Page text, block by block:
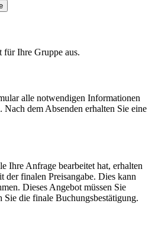
für Ihre Gruppe aus.
alle notwendigen Informationen
dem Absenden erhalten Sie eine
Ihre Anfrage bearbeitet hat, erhalten
der finalen Preisangabe. Dies kann
Dieses Angebot müssen Sie
Sie die finale Buchungsbestätigung.